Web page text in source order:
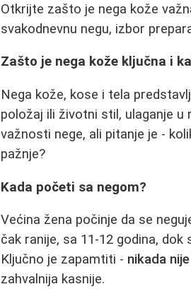
Otkrijte zašto je nega kože
svakodnevnu negu, izbor
Zašto je nega kože ključna i
Nega kože, kose i tela
položaj ili životni stil, ulaganje
važnosti nege, ali pitanje je -
pažnje?
Kada početi sa negom?
Većina žena počinje da se
čak ranije, sa 11-12 godina,
Ključno je zapamtiti - nikada
zahvalnija kasnije.